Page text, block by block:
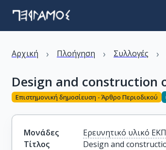
Αρχική › Πλοήγηση › Συλλογές ›
Design and construction
Επιστημονική δημοσίευση - Άρθρο Περιοδικού
Μονάδες
Ερευνητικό υλικό
Τίτλος
Design and